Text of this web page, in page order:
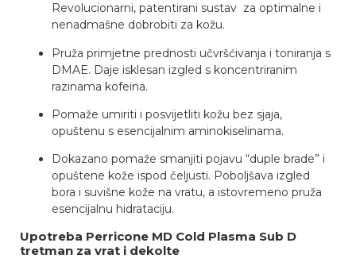
Revolucionarni, patentirani sustav za optimalne i
nenadmašne dobrobiti za kožu.
Pruža primjetne prednosti učvršćivanja i toniranja s
DMAE. Daje isklesan izgled s koncentriranim
razinama kofeina.
Pomaže umiriti i posvijetliti kožu bez sjaja,
opuštenu s esencijalnim aminokiselinama.
Dokazano pomaže smanjiti pojavu “duple brade” i
opuštene kože ispod čeljusti. Poboljšava izgled
bora i suvišne kože na vratu, a istovremeno pruža
esencijalnu hidrataciju.
Upotreba Perricone MD Cold Plasma Sub D
tretman za vrat i dekolte